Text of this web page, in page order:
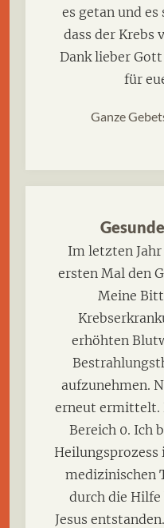
es getan und
dass der Krebs
Dank lieber
für
Ganze
Im letzten
ersten Mal den
Meine
erhöhten
aufzunehmen.
erneut ermittelt.
Bereich 0. Ich
Heilungsprozess
medizinischen
durch die
Jesus